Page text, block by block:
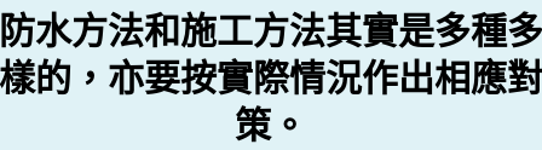
防水方法和施工方法其實是多種多
樣的，亦要按實際情況作出相應對
策。